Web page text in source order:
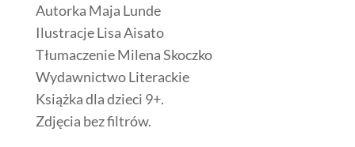
Autorka Maja Lunde
IlustracjeLisa Aisato
TłumaczenieMilena Skoczko
Wydawnictwo Literackie
Książka dla dzieci 9+.
Zdjęcia bez filtrów.